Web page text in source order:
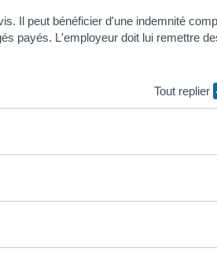
Il peut bénéficier d'une indemnité
payés. L'employeur doit lui remettre
Tout replier